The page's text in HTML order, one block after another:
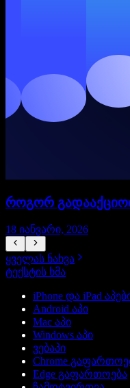
როგორ
18 იანვარი, 2026
ყველას ნახვა
ტექსტის ხმა
iPhone და iPad
Android აპი
Mac აპი
Windows აპი
ვებაპი
Chrome
Edge გაფართოება